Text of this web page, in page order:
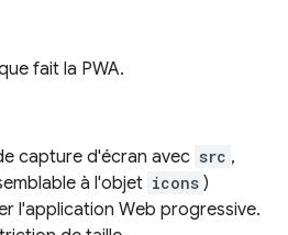
fait la PWA.
capture d'écran avec src ,
à l'objet icons )
l'application Web progressive.